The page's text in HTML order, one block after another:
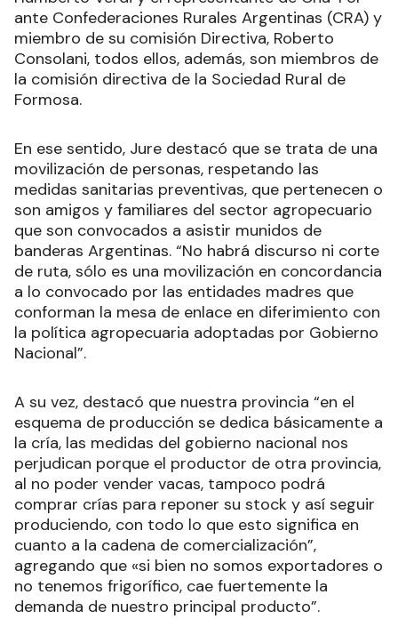
ante Confederaciones Rurales Argentinas (CRA) y
miembro de su comisión Directiva, Roberto
Consolani, todos ellos, además, son miembros de
la comisión directiva de la Sociedad Rural de
Formosa.
En ese sentido, Jure destacó que se trata de una
movilización de personas, respetando las
medidas sanitarias preventivas, que pertenecen o
son amigos y familiares del sector agropecuario
que son convocados a asistir munidos de
banderas Argentinas. “No habrá discurso ni corte
de ruta, sólo es una movilización en concordancia
a lo convocado por las entidades madres que
conforman la mesa de enlace en diferimiento con
la política agropecuaria adoptadas por Gobierno
Nacional”.
A su vez, destacó que nuestra provincia “en el
esquema de producción se dedica básicamente a
la cría, las medidas del gobierno nacional nos
perjudican porque el productor de otra provincia,
al no poder vender vacas, tampoco podrá
comprar crías para reponer su stock y así seguir
produciendo, con todo lo que esto significa en
cuanto a la cadena de comercialización”,
agregando que «si bien no somos exportadores o
no tenemos frigorífico, cae fuertemente la
demanda de nuestro principal producto”.